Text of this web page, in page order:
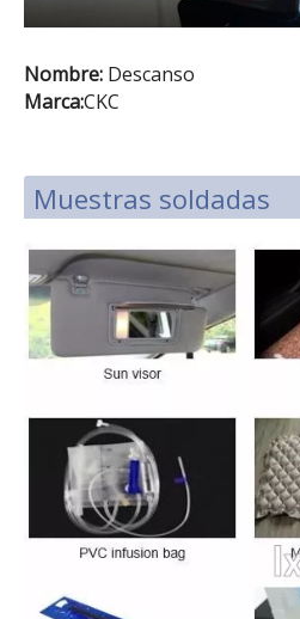
Nombre: Descanso
Marca:CKC
Muestras soldadas